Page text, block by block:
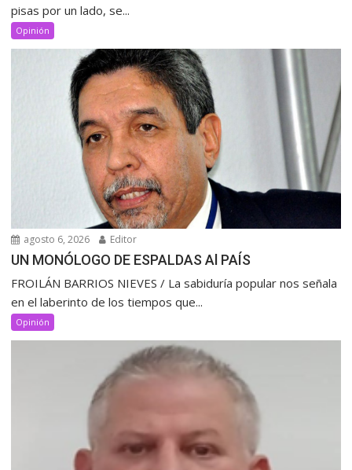
pisas por un lado, se...
Opinión
agosto 6, 2026 Editor
UN MONÓLOGO DE ESPALDAS Al PAÍS
FROILÁN BARRIOS NIEVES / La sabiduría popular nos señala
en el laberinto de los tiempos que...
Opinión